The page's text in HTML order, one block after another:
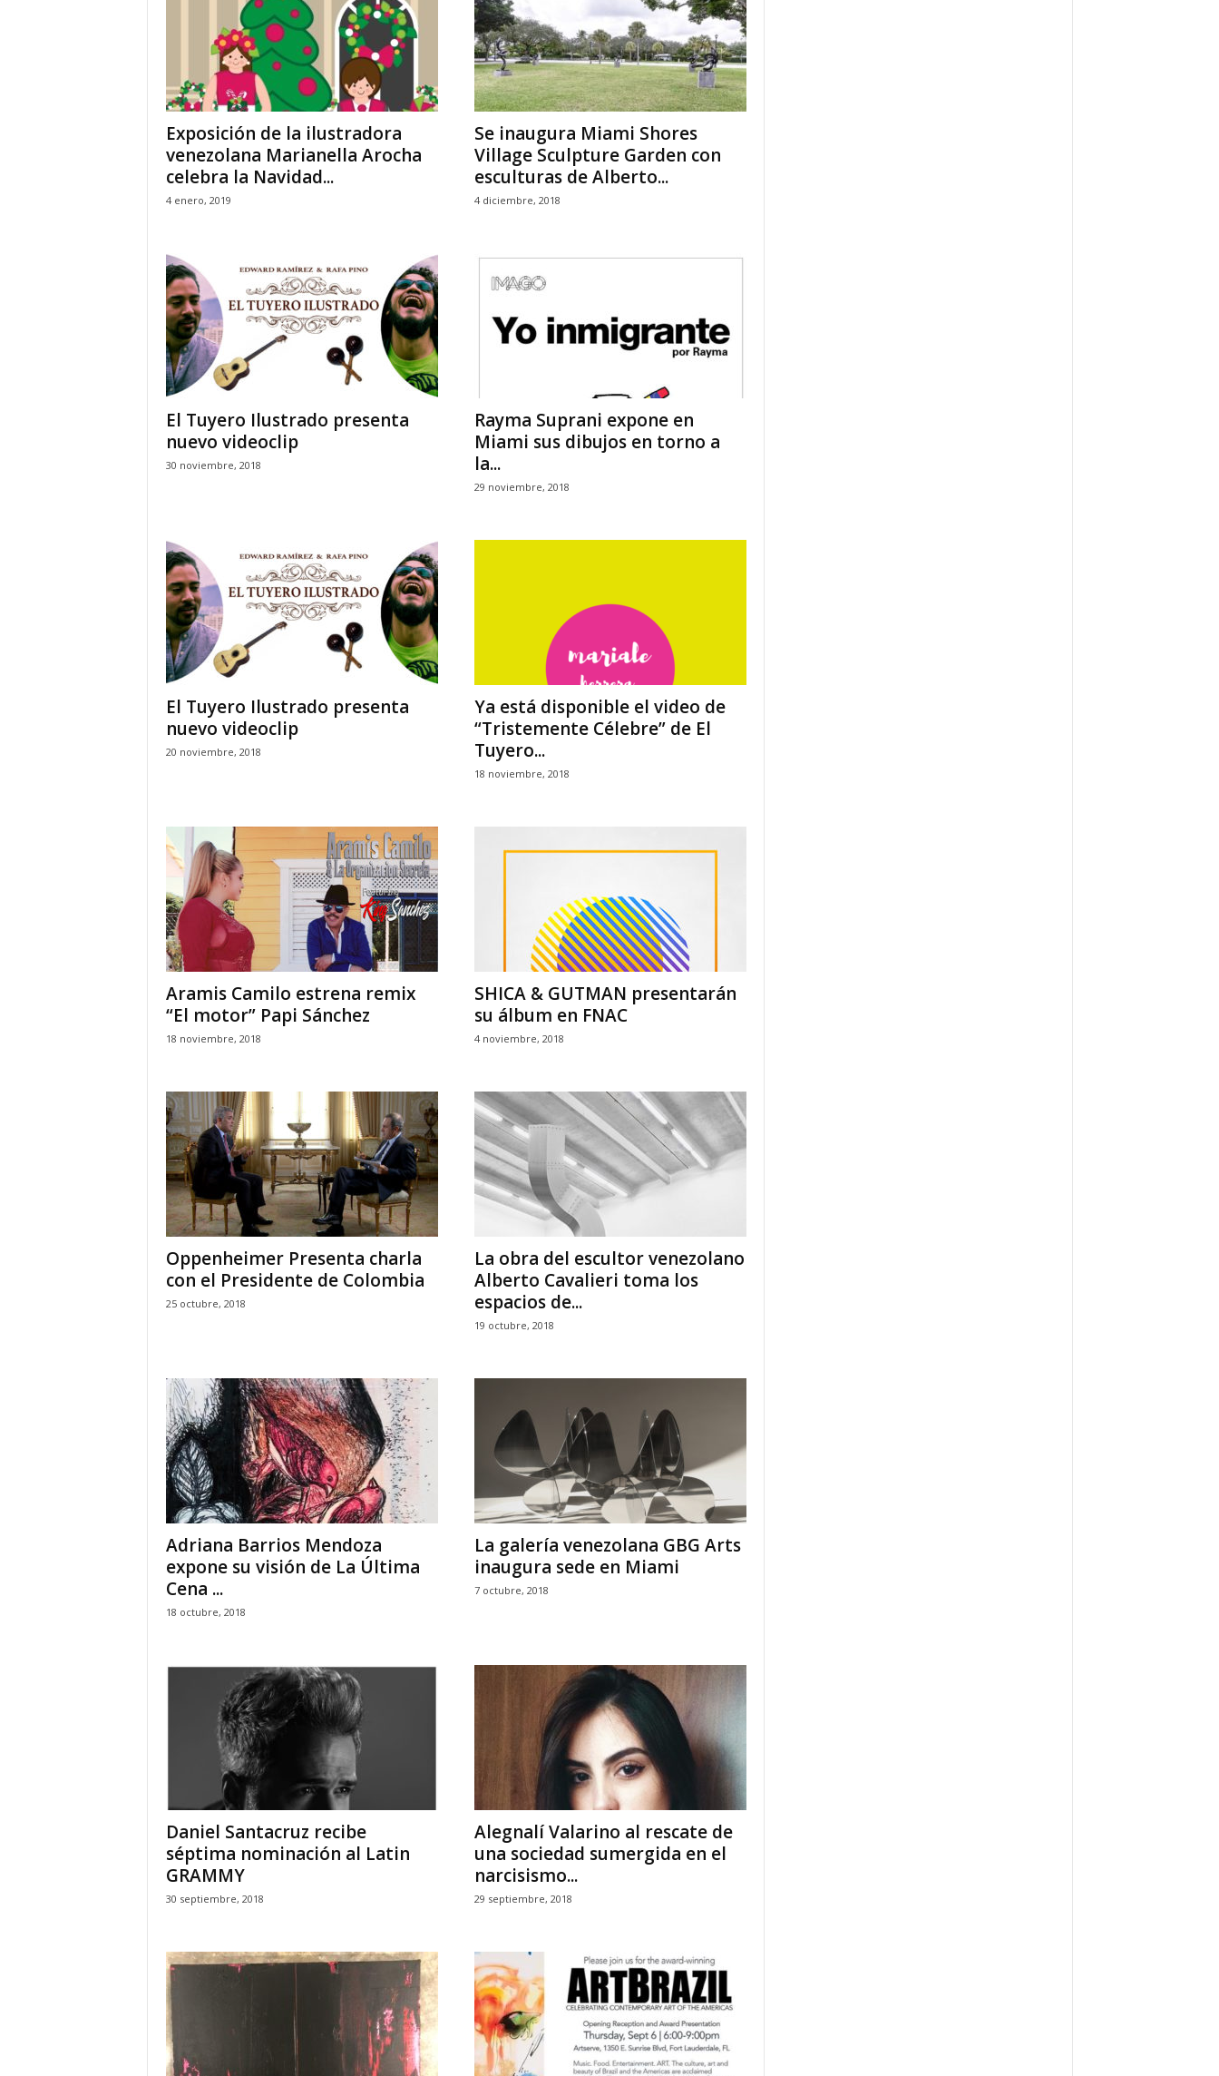
Exposición de la ilustradora
venezolana Marianella Arocha
celebra la Navidad...
4 enero, 2019
Se inaugura Miami Shores
Village Sculpture Garden con
esculturas de Alberto...
4 diciembre, 2018
El Tuyero Ilustrado presenta
nuevo videoclip
30 noviembre, 2018
Rayma Suprani expone en
Miami sus dibujos en torno a
la...
29 noviembre, 2018
El Tuyero Ilustrado presenta
nuevo videoclip
20 noviembre, 2018
Ya está disponible el video de
“Tristemente Célebre” de El
Tuyero...
18 noviembre, 2018
Aramis Camilo estrena remix
“El motor” Papi Sánchez
18 noviembre, 2018
SHICA & GUTMAN presentarán
su álbum en FNAC
4 noviembre, 2018
Oppenheimer Presenta charla
con el Presidente de Colombia
25 octubre, 2018
La obra del escultor venezolano
Alberto Cavalieri toma los
espacios de...
19 octubre, 2018
Adriana Barrios Mendoza
expone su visión de La Última
Cena ...
18 octubre, 2018
La galería venezolana GBG Arts
inaugura sede en Miami
7 octubre, 2018
Daniel Santacruz recibe
séptima nominación al Latin
GRAMMY
30 septiembre, 2018
Alegnalí Valarino al rescate de
una sociedad sumergida en el
narcisismo...
29 septiembre, 2018